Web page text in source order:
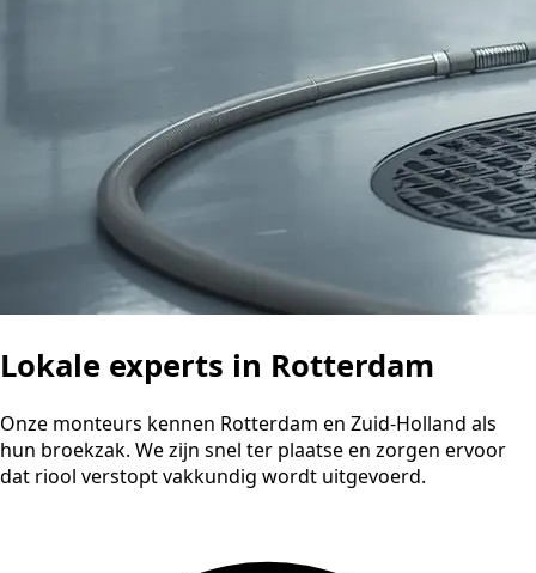
Lokale experts in Rotterdam
Onze monteurs kennen Rotterdam en Zuid-Holland als
hun broekzak. We zijn snel ter plaatse en zorgen ervoor
dat riool verstopt vakkundig wordt uitgevoerd.